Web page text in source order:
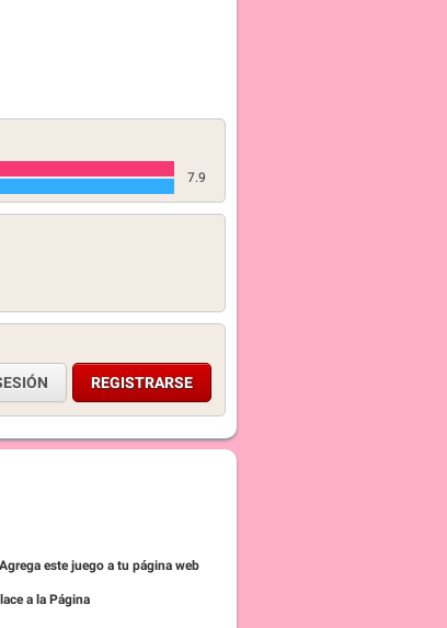
7.9
REGISTRARSE
Agrega este juego a tu página web
a la Página